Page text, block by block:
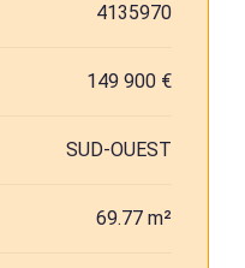
4135970
149 900 €
SUD-OUEST
69.77 m²